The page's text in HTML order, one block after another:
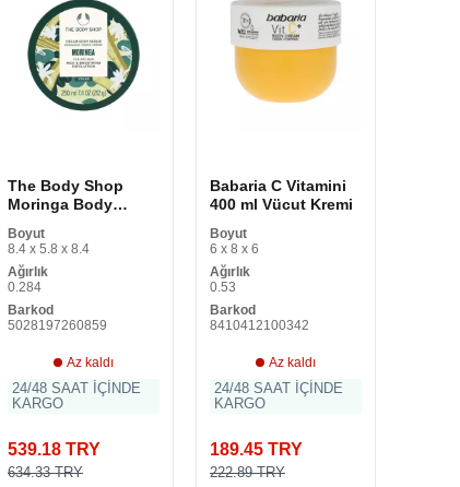
The Body Shop
Moringa Body
yakınındaki oteller
Boyut
8.4 x 5.8 x 8.4
Ağırlık
0.284
Barkod
5028197260859
Az kaldı
24/48 SAAT İÇİNDE
KARGO
539.18 TRY
634.33 TRY
Babaria C Vitamini
400 ml Vücut Kremi
Boyut
6 x 8 x 6
Ağırlık
0.53
Barkod
8410412100342
Az kaldı
24/48 SAAT İÇİNDE
KARGO
189.45 TRY
222.89 TRY